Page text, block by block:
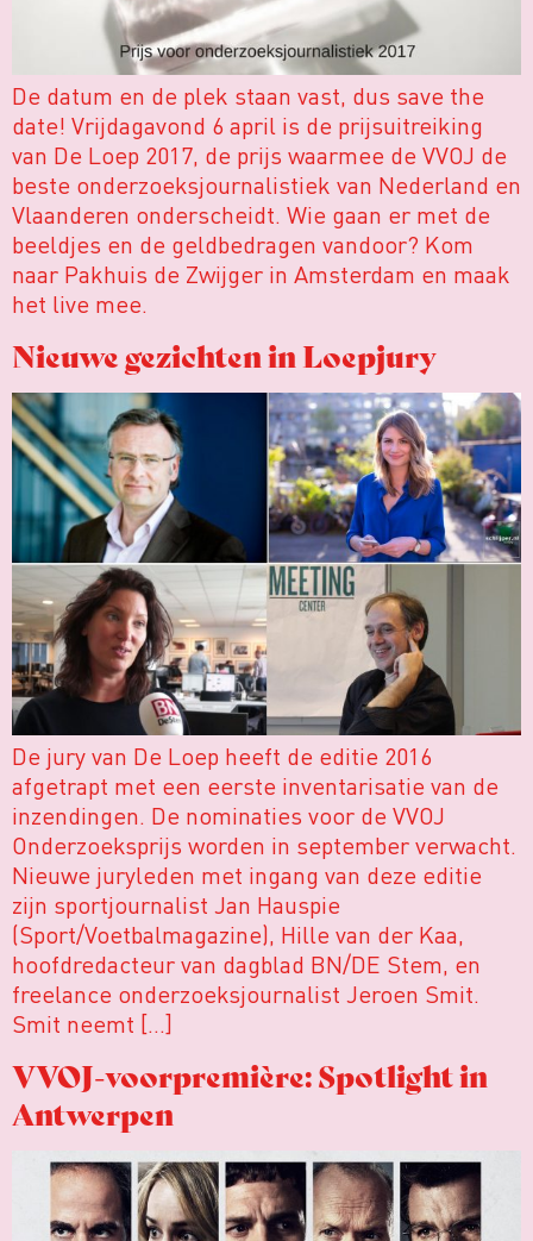
De datum en de plek staan vast, dus save the
date! Vrijdagavond 6 april is de prijsuitreiking
van De Loep 2017, de prijs waarmee de VVOJ de
beste onderzoeksjournalistiek van Nederland en
Vlaanderen onderscheidt. Wie gaan er met de
beeldjes en de geldbedragen vandoor? Kom
naar Pakhuis de Zwijger in Amsterdam en maak
het live mee.
Nieuwe gezichten in Loepjury
De jury van De Loep heeft de editie 2016
afgetrapt met een eerste inventarisatie van de
inzendingen. De nominaties voor de VVOJ
Onderzoeksprijs worden in september verwacht.
Nieuwe juryleden met ingang van deze editie
zijn sportjournalist Jan Hauspie
(Sport/Voetbalmagazine), Hille van der Kaa,
hoofdredacteur van dagblad BN/DE Stem, en
freelance onderzoeksjournalist Jeroen Smit.
Smit neemt […]
VVOJ-voorpremière: Spotlight in
Antwerpen